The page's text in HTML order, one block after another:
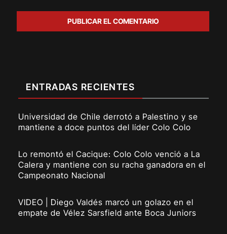
ENTRADAS RECIENTES
Universidad de Chile derrotó a Palestino y se
mantiene a doce puntos del líder Colo Colo
Lo remontó el Cacique: Colo Colo venció a La
Calera y mantiene con su racha ganadora en el
Campeonato Nacional
VIDEO | Diego Valdés marcó un golazo en el
empate de Vélez Sarsfield ante Boca Juniors